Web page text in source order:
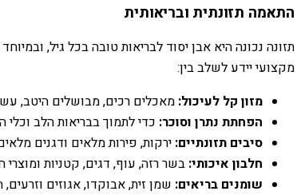
התאמה תזונתית ובריאותית
תזונה נכונה היא אבן יסוד לבריאות טובה בכל גיל,
מקצועי יידע לשלב בין:
מזון קל לעיכול: מאכלים רכים, מבושלים היטב,
הפחתת נתרן וסוכר: כדי לתמוך בבריאות הלב
סיבים תזונתיים: ירקות, פירות מלאים ודגנים
חלבון איכותי: בשר רזה, עוף, דגים, קטניות ומוצרי
שומנים בריאים: שמן זית, אבוקדו, אגוזים